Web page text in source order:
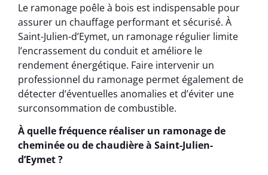
Le ramonage poêle à bois est indispensable pour
assurer un chauffage performant et sécurisé. À
Saint-Julien-d’Eymet, un ramonage régulier limite
l’encrassement du conduit et améliore le
rendement énergétique. Faire intervenir un
professionnel du ramonage permet également de
détecter d’éventuelles anomalies et d’éviter une
surconsommation de combustible.
À quelle fréquence réaliser un ramonage de
cheminée ou de chaudière à Saint-Julien-
d’Eymet ?